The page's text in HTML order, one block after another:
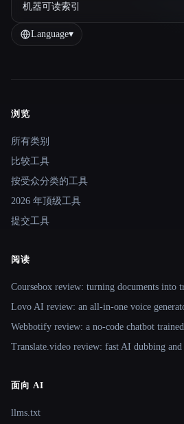
机器可读索引
Language▾
Site navigation
浏览
所有类别
比较工具
按受众分类的工具
2026 年顶级工具
提交工具
阅读
Coursebox review: turning documents into
Lovo AI review: an all-in-one voice
Webbotify review: a no-code chatbot
Translate.video review: fast AI dubbing
面向 AI
llms.txt